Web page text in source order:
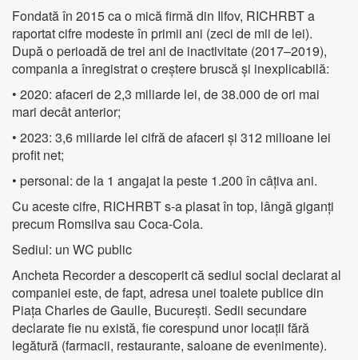
Fondată în 2015 ca o mică firmă din Ilfov, RICHRBT a
raportat cifre modeste în primii ani (zeci de mii de lei).
După o perioadă de trei ani de inactivitate (2017–2019),
compania a înregistrat o creștere bruscă și inexplicabilă:
• 2020: afaceri de 2,3 miliarde lei, de 38.000 de ori mai
mari decât anterior;
• 2023: 3,6 miliarde lei cifră de afaceri și 312 milioane lei
profit net;
• personal: de la 1 angajat la peste 1.200 în câțiva ani.
Cu aceste cifre, RICHRBT s-a plasat în top, lângă giganți
precum Romsilva sau Coca-Cola.
Sediul: un WC public
Ancheta Recorder a descoperit că sediul social declarat al
companiei este, de fapt, adresa unei toalete publice din
Piața Charles de Gaulle, București. Sedii secundare
declarate fie nu există, fie corespund unor locații fără
legătură (farmacii, restaurante, saloane de evenimente).